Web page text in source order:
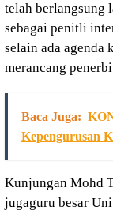
telah berlangsung
sebagai penitli
selain ada agenda
merancang
Baca Juga:
Kepengurusan
Kunjungan Mohd
jugaguru besar